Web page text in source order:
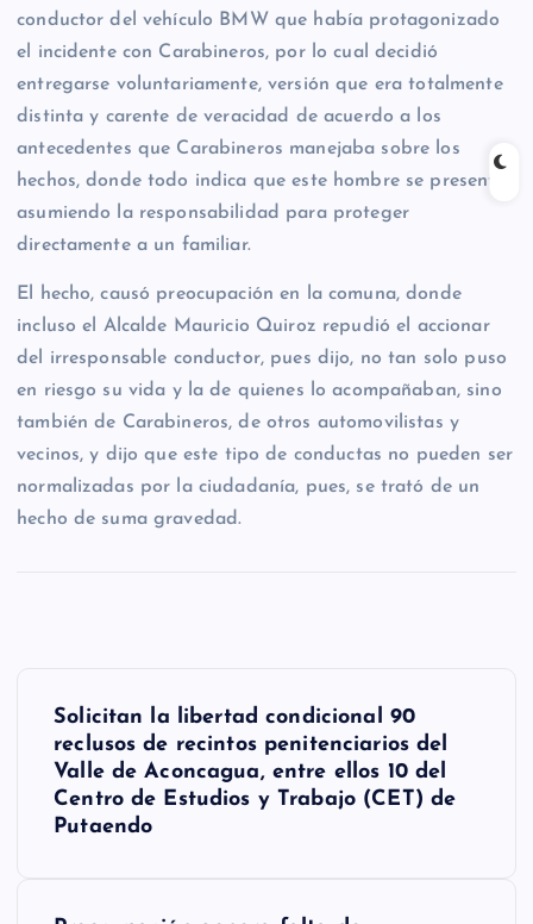
conductor del vehículo BMW que había protagonizado
el incidente con Carabineros, por lo cual decidió
entregarse voluntariamente, versión que era totalmente
distinta y carente de veracidad de acuerdo a los
antecedentes que Carabineros manejaba sobre los
hechos, donde todo indica que este hombre se presentó
asumiendo la responsabilidad para proteger
directamente a un familiar.
El hecho, causó preocupación en la comuna, donde
incluso el Alcalde Mauricio Quiroz repudió el accionar
del irresponsable conductor, pues dijo, no tan solo puso
en riesgo su vida y la de quienes lo acompañaban, sino
también de Carabineros, de otros automovilistas y
vecinos, y dijo que este tipo de conductas no pueden ser
normalizadas por la ciudadanía, pues, se trató de un
hecho de suma gravedad.
Solicitan la libertad condicional 90
reclusos de recintos penitenciarios del
Valle de Aconcagua, entre ellos 10 del
Centro de Estudios y Trabajo (CET) de
Putaendo